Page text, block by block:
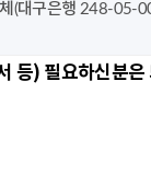
(대구은행 248-
) 필요하신분